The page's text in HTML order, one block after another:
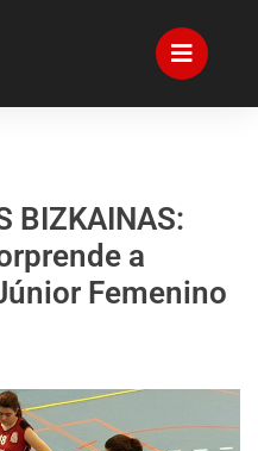
BIZKAINAS:
a
Femenino